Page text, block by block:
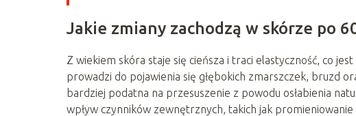
Jakie zmiany zachodzą w skórze po
Z wiekiem skóra staje się cieńsza i traci elastyczność, co
prowadzi do pojawienia się głębokich zmarszczek, bruzd
bardziej podatna na przesuszenie z powodu osłabienia
wpływ czynników zewnętrznych, takich jak